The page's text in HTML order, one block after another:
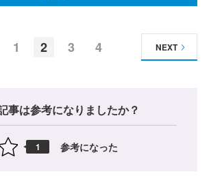
1 2 3 4 NEXT
事は参考になりましたか？
1 参考になった